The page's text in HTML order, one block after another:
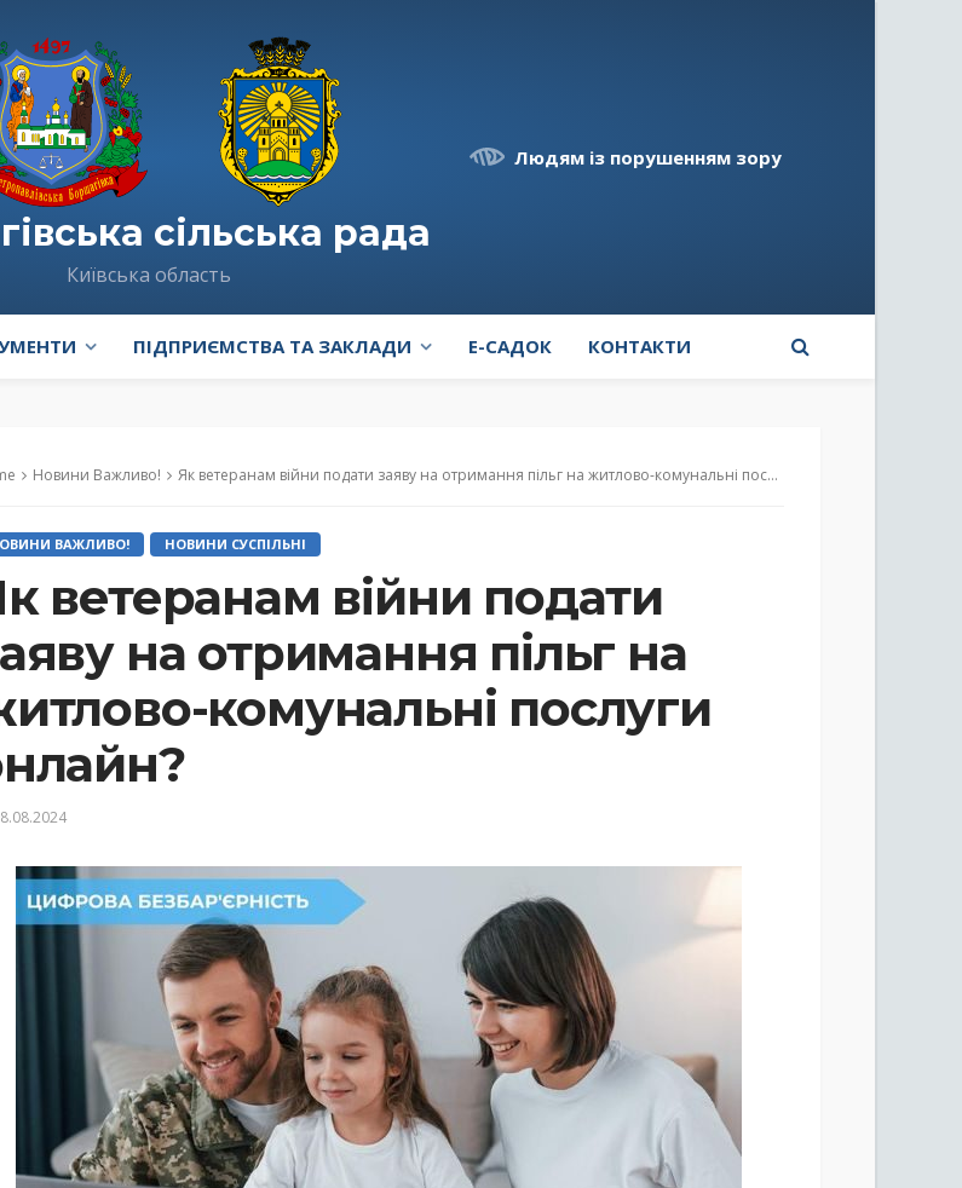
сільська рада
Київська область
Людям із порушенням зору
ПІДПРИЄМСТВА ТА ЗАКЛАДИ E-САДОК КОНТАКТИ
Новини Важливо! Як ветеранам війни подати заяву на отримання пільг на житлово-комунальні послуги онлайн?
ВАЖЛИВО! НОВИНИ СУСПІЛЬНІ
ветеранам війни подати
на отримання пільг на
комунальні послуги